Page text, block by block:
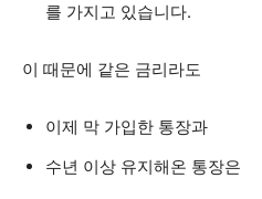
를 가지고 있습니다.
이 때문에 같은 금리라도
이제 막 가입한 통장과
수년 이상 유지해온 통장은